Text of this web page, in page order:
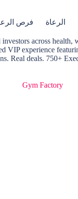
الرعاة فرص
across
VIP experience
Real deals. 750+